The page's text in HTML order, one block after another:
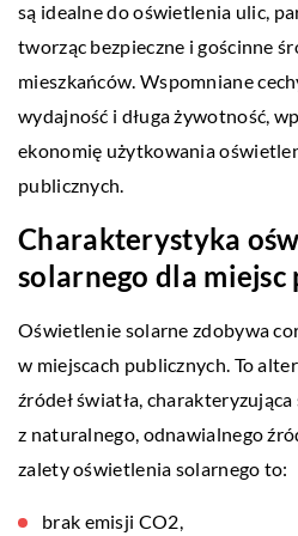
są idealne do oświetlenia ulic,
tworząc bezpieczne i gościnne
mieszkańców. Wspomniane
wydajność i długa żywotność,
ekonomię użytkowania
publicznych.
Charakterystyka
solarnego dla miejsc
Oświetlenie solarne zdobywa
w miejscach publicznych. To
źródeł światła,
z naturalnego, odnawialnego
zalety oświetlenia solarnego to:
brak emisji CO2,